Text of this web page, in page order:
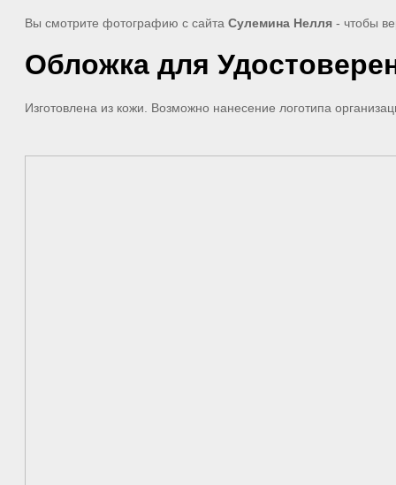
Вы смотрите фотографию с сайта Сулемина Нелля - чтобы
Обложка для
Изготовлена из кожи. Возможно нанесение логотипа